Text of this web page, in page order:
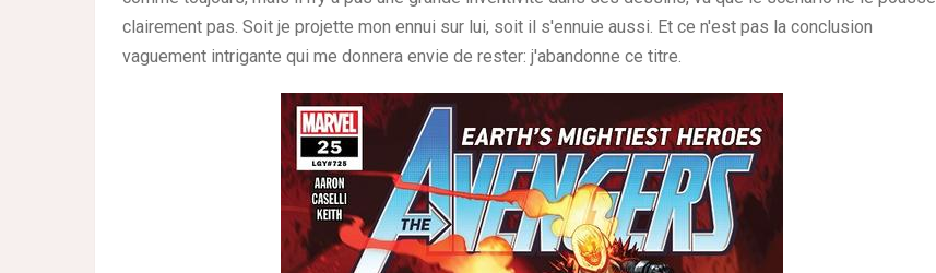
clairement pas. Soit je projette mon ennui sur lui, soit il s'ennuie aussi. Et ce n'est pas la conclusion
vaguement intrigante qui me donnera envie de rester: j'abandonne ce titre.